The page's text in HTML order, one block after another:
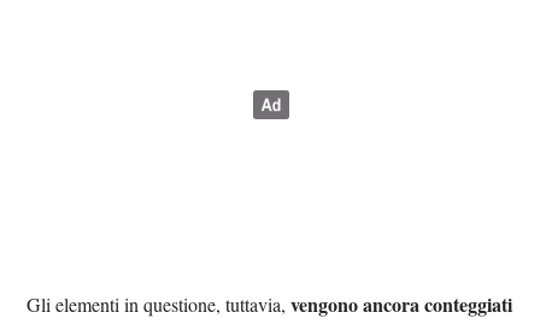
Gli elementi in questione, tuttavia,vengono ancora conteggiati